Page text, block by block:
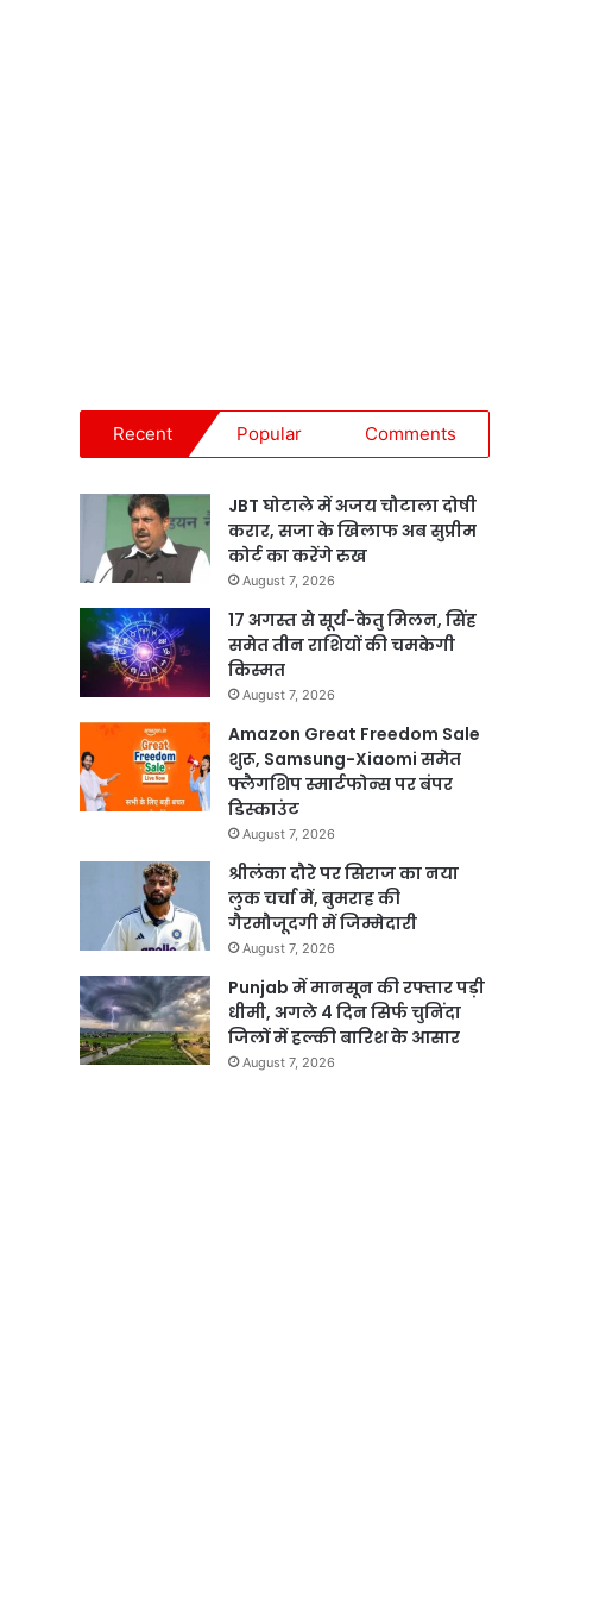
Recent Popular Comments
JBT घोटाले में अजय चौटाला दोषी
करार, सजा के खिलाफ अब सुप्रीम
कोर्ट का करेंगे रुख
August 7, 2026
17 अगस्त से सूर्य-केतु मिलन, सिंह
समेत तीन राशियों की चमकेगी
किस्मत
August 7, 2026
Amazon Great Freedom Sale
शुरू, Samsung-Xiaomi समेत
फ्लैगशिप स्मार्टफोन्स पर बंपर
डिस्काउंट
August 7, 2026
श्रीलंका दौरे पर सिराज का नया
लुक चर्चा में, बुमराह की
गैरमौजूदगी में जिम्मेदारी
August 7, 2026
Punjab में मानसून की रफ्तार पड़ी
धीमी, अगले 4 दिन सिर्फ चुनिंदा
जिलों में हल्की बारिश के आसार
August 7, 2026